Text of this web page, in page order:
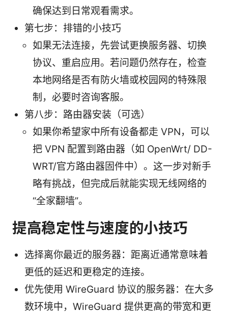
确保达到日常观看需求。
第七步：排错的小技巧
如果无法连接，先尝试更换服务器、切换
协议、重启应用。若问题仍然存在，检查
本地网络是否有防火墙或校园网的特殊限
制，必要时咨询客服。
第八步：路由器安装（可选）
如果你希望家中所有设备都走 VPN，可以
把 VPN 配置到路由器（如 OpenWrt/ DD-
WRT/官方路由器固件中）。这一步对新手
略有挑战，但完成后就能实现无线网络的
“全家翻墙”。
提高稳定性与速度的小技巧
选择离你最近的服务器：距离近通常意味着
更低的延迟和更稳定的连接。
优先使用 WireGuard 协议的服务器：在大多
数环境中，WireGuard 提供更高的带宽和更